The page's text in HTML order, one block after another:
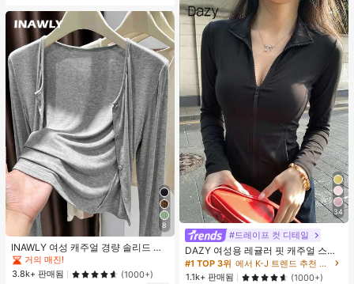
8
INAWLY 여성 캐주얼 경량 솔리드 컬
러 재킷, 봄/가을 일상 출퇴근에 적합
한 미니멀리스트 스타일
거의 매진!
3.8k+ 판매됨
(1000+)
34
#드레이프 컷 디테일
DAZY 여성용 레귤러 핏 캐주얼 스포
츠 지퍼업 봄버 재킷, 봄, 가을 여성 의
류 여성 코트
#1 TOP 3위
에서 K-J 트렌드 추천 상품 여성 아우터웨어
1.1k+ 판매됨
(1000+)